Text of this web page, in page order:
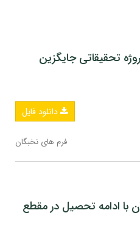
تحقیقاتی جایگزین
دانلود فایل
فرم های نخبگان
با ادامه تحصیل در مقطع